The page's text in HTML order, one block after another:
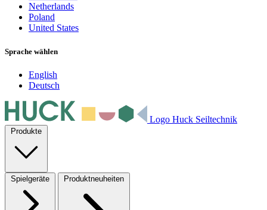
Netherlands
Poland
United States
Sprache wählen
English
Deutsch
Logo Huck Seiltechnik
Produkte
Spielgeräte Produktneuheiten